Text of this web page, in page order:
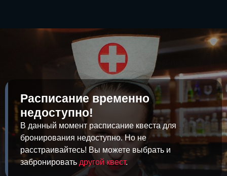
Расписание временно
недоступно!
В данный момент расписание квеста для
бронирования недоступно. Но не
расстраивайтесь! Вы можете выбрать и
забронировать другой квест.